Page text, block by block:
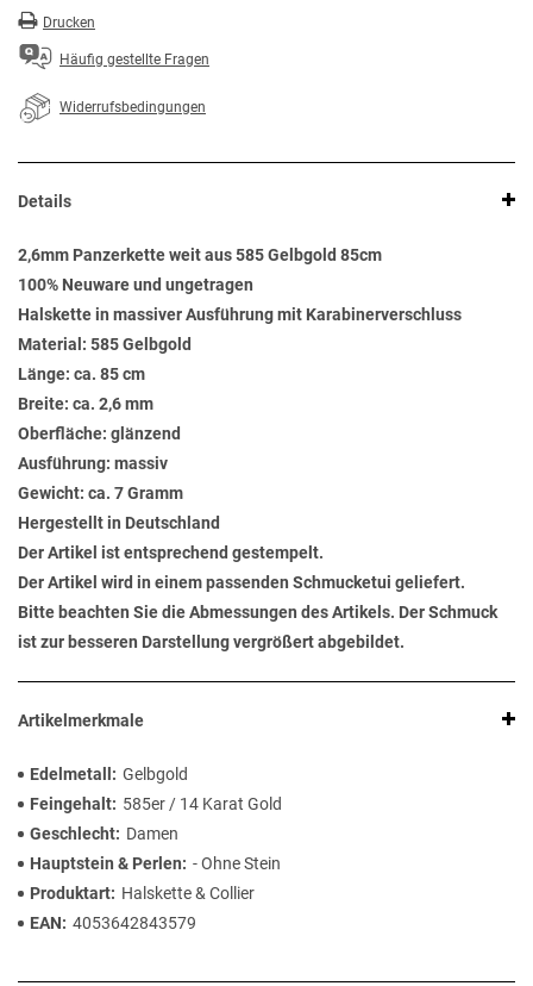
Drucken
Häufig gestellte Fragen
Widerrufsbedingungen
Details
2,6mm Panzerkette weit aus 585 Gelbgold 85cm
100% Neuware und ungetragen
Halskette in massiver Ausführung mit Karabinerverschluss
Material: 585 Gelbgold
Länge: ca. 85 cm
Breite: ca. 2,6 mm
Oberfläche: glänzend
Ausführung: massiv
Gewicht: ca. 7 Gramm
Hergestellt in Deutschland
Der Artikel ist entsprechend gestempelt.
Der Artikel wird in einem passenden Schmucketui geliefert.
Bitte beachten Sie die Abmessungen des Artikels. Der Schmuck
ist zur besseren Darstellung vergrößert abgebildet.
Artikelmerkmale
Edelmetall
Gelbgold
Feingehalt
585er / 14 Karat Gold
Geschlecht
Damen
Hauptstein & Perlen
- Ohne Stein
Produktart
Halskette & Collier
EAN
4053642843579